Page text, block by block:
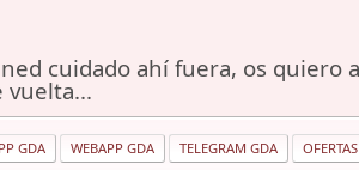
cuidado ahí fuera, os quiero
vuelta...
GDA WEBAPP GDA TELEGRAM GDA